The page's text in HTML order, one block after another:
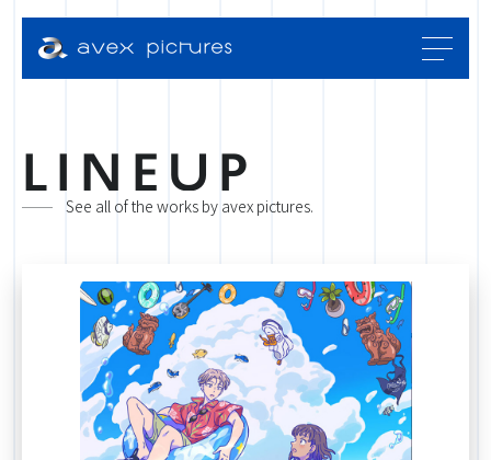
N E P
See all of the works by avex pictures.